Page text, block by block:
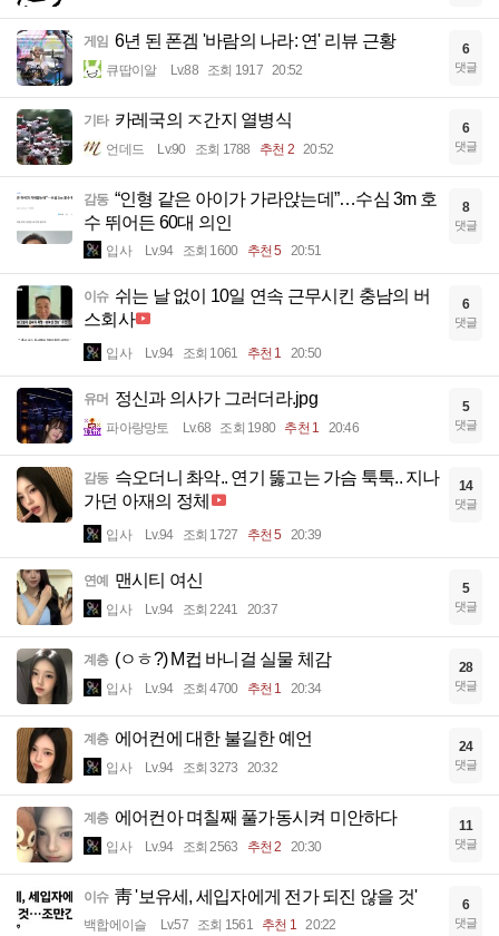
게임 6년 된 폰겜 '바람의 나라: 연' 리뷰 근황
큐땁이알 Lv.88 조회 1917 20:52
6
댓글
기타 카레국의 ㅈ간지 열병식
언데드 Lv.90 조회 1788 추천 2 20:52
6
댓글
감동 “인형 같은 아이가 가라앉는데”…수심 3m 호
수 뛰어든 60대 의인
입사 Lv.94 조회 1600 추천 5 20:51
8
댓글
이슈 쉬는 날 없이 10일 연속 근무시킨 충남의 버
스회사
입사 Lv.94 조회 1061 추천 1 20:50
6
댓글
유머 정신과 의사가 그러더라.jpg
파아랑망토 Lv.68 조회 1980 추천 1 20:46
5
댓글
감동 슥오더니 촤악.. 연기 뚫고는 가슴 툭툭.. 지나
가던 아재의 정체
입사 Lv.94 조회 1727 추천 5 20:39
14
댓글
연예 맨시티 여신
입사 Lv.94 조회 2241 20:37
5
댓글
계층 (ㅇㅎ?) M컵 바니걸 실물 체감
입사 Lv.94 조회 4700 추천 1 20:34
28
댓글
계층 에어컨에 대한 불길한 예언
입사 Lv.94 조회 3273 20:32
24
댓글
계층 에어컨아 며칠째 풀가동시켜 미안하다
입사 Lv.94 조회 2563 추천 2 20:30
11
댓글
이슈 靑 '보유세, 세입자에게 전가 되진 않을 것'
백합에이슬 Lv.57 조회 1561 추천 1 20:22
6
댓글